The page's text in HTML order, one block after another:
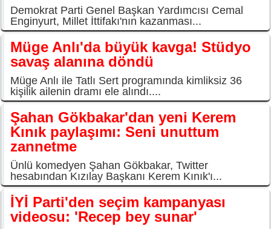
Demokrat Parti Genel Başkan Yardımcısı Cemal
Enginyurt, Millet İttifakı'nın kazanması...
Müge Anlı'da büyük kavga! Stüdyo
savaş alanına döndü
Müge Anlı ile Tatlı Sert programında kimliksiz 36
kişilik ailenin dramı ele alındı....
Şahan Gökbakar'dan yeni Kerem
Kınık paylaşımı: Seni unuttum
zannetme
Ünlü komedyen Şahan Gökbakar, Twitter
hesabından Kızılay Başkanı Kerem Kınık'ı...
İYİ Parti'den seçim kampanyası
videosu: 'Recep bey sunar'